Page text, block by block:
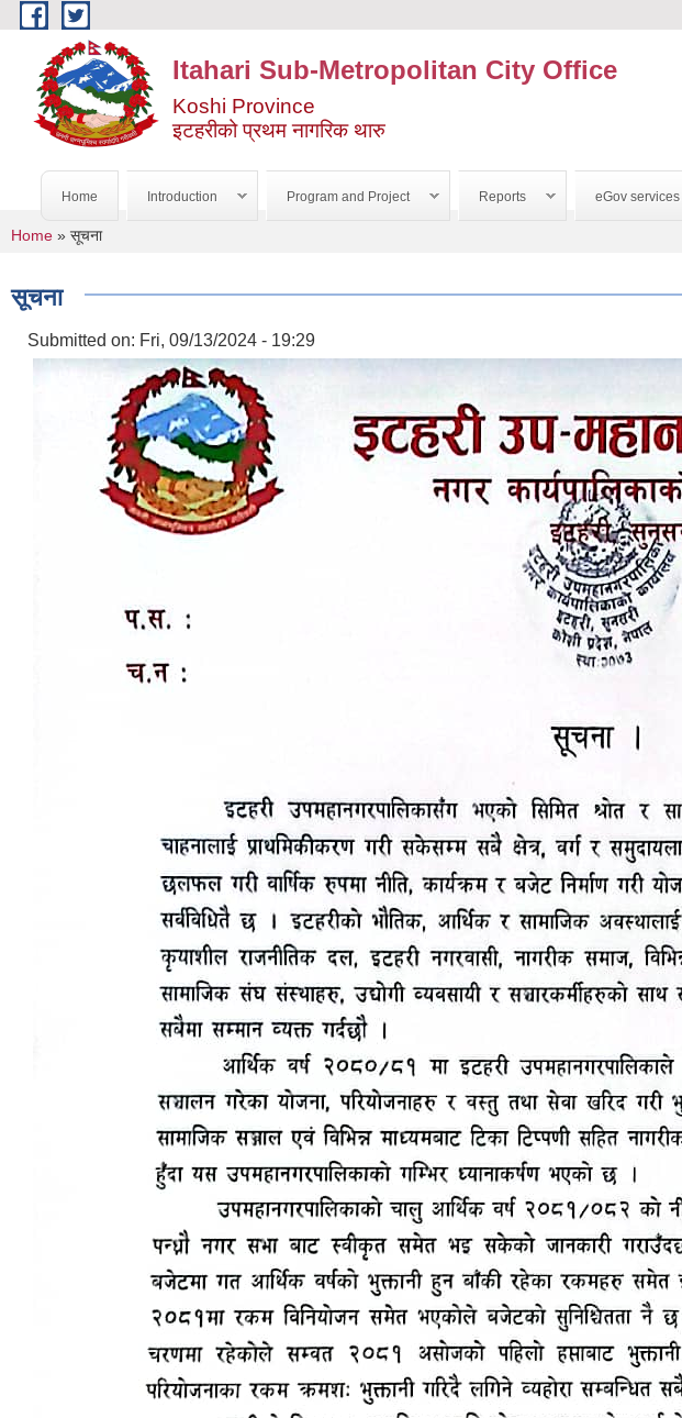
Skip to main content
Itahari Sub-Metropolitan City Office
Koshi Province
इटहरीको प्रथम नागरिक थारु
Home Introduction Program and Project Reports eGov services
You are here
Home » सूचना
सूचना
Submitted on: Fri, 09/13/2024 - 19:29